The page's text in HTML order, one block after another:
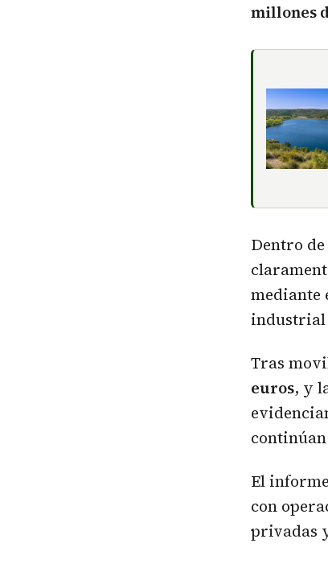
millones
Dentro
mediante
industrial
Tras
euros, y
El
con
privadas